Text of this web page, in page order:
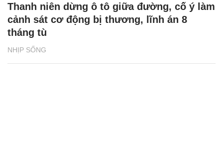
NHỊP SỐNG
Thanh niên dừng ô tô giữa đường, cố ý làm
cảnh sát cơ động bị thương, lĩnh án 8
tháng tù